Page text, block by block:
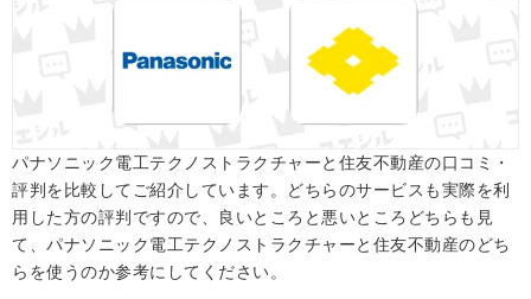
パナソニック電工テクノストラクチャーと住友不動産の口コミ・
評判を比較してご紹介しています。どちらのサービスも実際を利
用した方の評判ですので、良いところと悪いところどちらも見
て、パナソニック電工テクノストラクチャーと住友不動産のどち
らを使うのか参考にしてください。